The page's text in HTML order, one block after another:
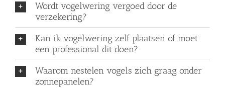
Wordt vogelwering vergoed door de
verzekering?
Kan ik vogelwering zelf plaatsen of moet
een professional dit doen?
Waarom nestelen vogels zich graag onder
zonnepanelen?